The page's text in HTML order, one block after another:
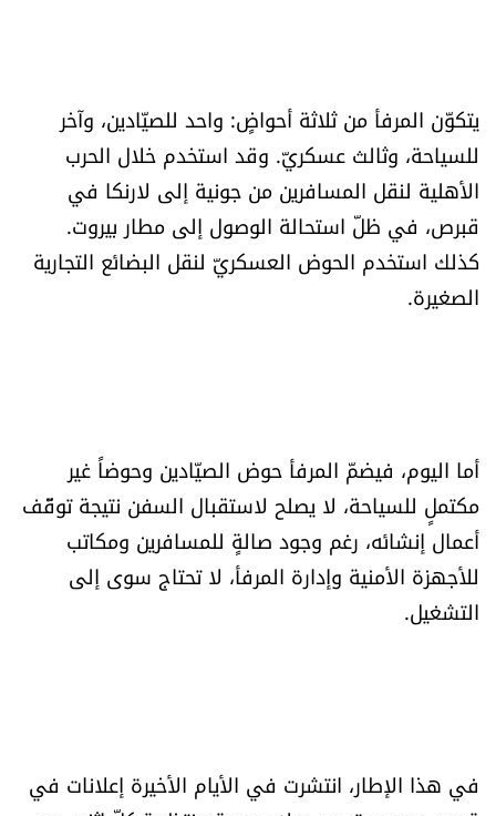
صحّة وصحن
الرياضة
منوّعات
حظّك اليوم
من نحن
للتواصل معنا
شروط الاستخدام
يتكوّن المرفأ من ثلاثة أحواضٍ: واحد للصيّادين، وآخر
للسياحة، وثالث عسكريّ. وقد استخدم خلال الحرب
الأهلية لنقل المسافرين من جونية إلى لارنكا في
قبرص، في ظلّ استحالة الوصول إلى مطار بيروت.
كذلك استخدم الحوض العسكريّ لنقل البضائع التجارية
الصغيرة.
أما اليوم، فيضمّ المرفأ حوض الصيّادين وحوضاً غير
مكتملٍ للسياحة، لا يصلح لاستقبال السفن نتيجة توقّف
أعمال إنشائه، رغم وجود صالةٍ للمسافرين ومكاتب
للأجهزة الأمنية وإدارة المرفأ، لا تحتاج سوى إلى
التشغيل.
في هذا الإطار، انتشرت في الأيام الأخيرة إعلانات في